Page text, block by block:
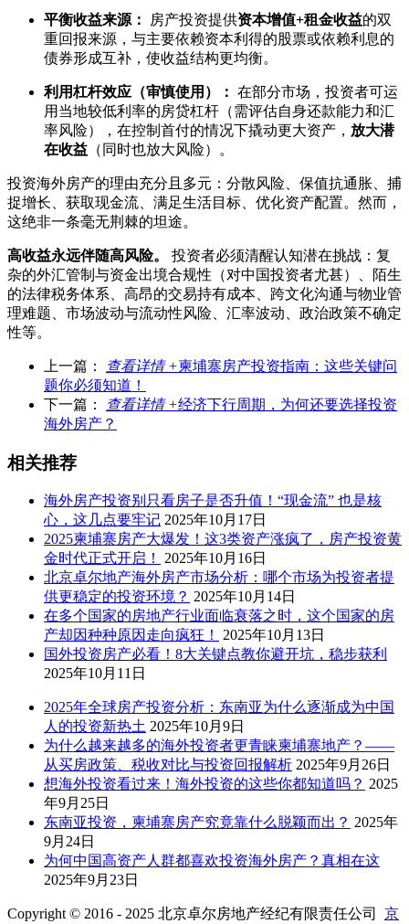
平衡收益来源： 房产投资提供资本增值+租金收益的双
重回报来源，与主要依赖资本利得的股票或依赖利息的
债券形成互补，使收益结构更均衡。
利用杠杆效应（审慎使用）： 在部分市场，投资者可运
用当地较低利率的房贷杠杆（需评估自身还款能力和汇
率风险），在控制首付的情况下撬动更大资产， 放大潜
在收益 （同时也放大风险）。
投资海外房产的理由充分且多元：分散风险、保值抗通胀、捕
捉增长、获取现金流、满足生活目标、优化资产配置。然而，
这绝非一条毫无荆棘的坦途。
高收益永远伴随高风险。
投资者必须清醒认知潜在挑战：复
杂的外汇管制与资金出境合规性（对中国投资者尤甚）、陌生
的法律税务体系、高昂的交易持有成本、跨文化沟通与物业管
理难题、市场波动与流动性风险、汇率波动、政治政策不确定
性等。
上一篇： 查看详情 +柬埔寨房产投资指南：这些关键问
题你必须知道！
下一篇：
查看详情 +经济下行周期，为何还要选择投资
海外房产？
相关推荐
海外房产投资别只看房子是否升值！“现金流” 也是核
心，这几点要牢记 2025年10月17日
2025柬埔寨房产大爆发！这3类资产涨疯了，房产投资黄
金时代正式开启！
2025年10月16日
北京卓尔地产海外房产市场分析：哪个市场为投资者提
供更稳定的投资环境？ 2025年10月14日
在多个国家的房地产行业面临衰落之时，这个国家的房
产却因种种原因走向疯狂！
2025年10月13日
国外投资房产必看！8大关键点教你避开坑，稳步获利
2025年10月11日
2025年全球房产投资分析：东南亚为什么逐渐成为中国
人的投资新热土 2025年10月9日
为什么越来越多的海外投资者更青睐柬埔寨地产？——
从买房政策、税收对比与投资回报解析 2025年9月26日
想海外投资看过来！海外投资的这些你都知道吗？ 2025
年9月25日
东南亚投资，柬埔寨房产究竟靠什么脱颖而出？ 2025年
9月24日
为何中国高资产人群都喜欢投资海外房产？真相在这
2025年9月23日
Copyright © 2016 - 2025 北京卓尔房地产经纪有限责任公司 京